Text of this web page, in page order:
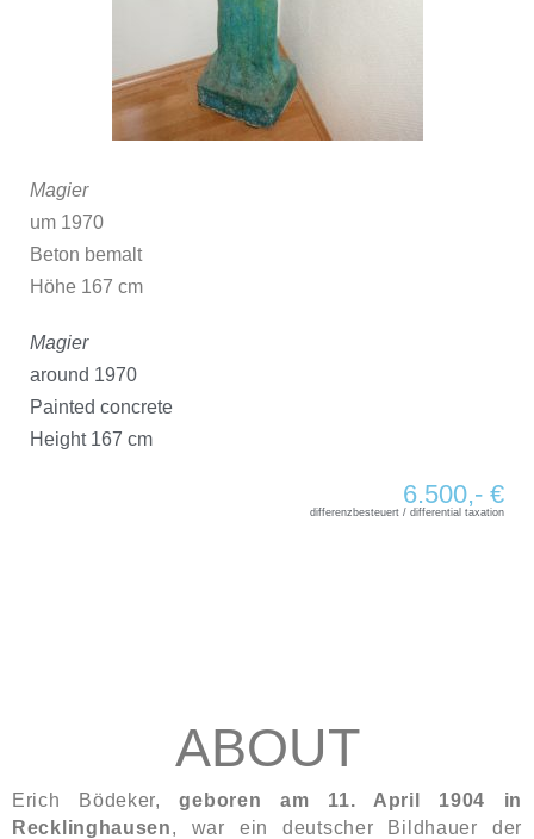
Magier
um 1970
Beton bemalt
Höhe 167 cm
Magier
around 1970
Painted concrete
Height 167 cm
6.500,- €
differenzbesteuert / differential taxation
ABOUT
Erich Bödeker,geboren am 11. April 1904 in
Recklinghausen, war ein deutscher Bildhauer der